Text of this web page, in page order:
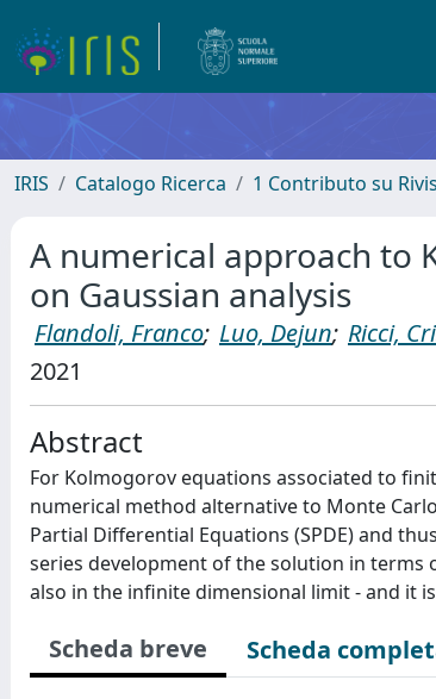
IRIS Catalogo Ricerca 1 Contributo su
A numerical approach to
on Gaussian analysis
Flandoli, Franco; Luo, Dejun; Ricci,
2021
Abstract
For Kolmogorov equations associated to
numerical method alternative to Monte
Partial Differential Equations (SPDE) and
series development of the solution in terms
also in the infinite dimensional limit - and it
Scheda breve Scheda